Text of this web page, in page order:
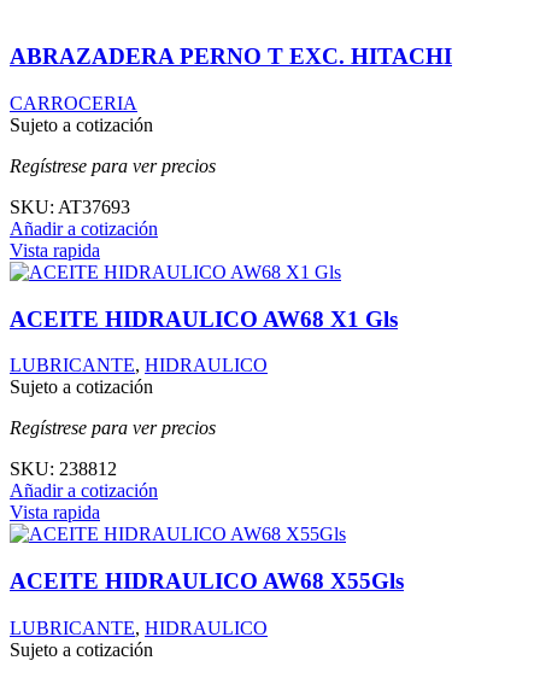
ABRAZADERA PERNO T EXC. HITACHI
CARROCERIA
Sujeto a cotización
Regístrese para ver precios
SKU: AT37693
Añadir a cotización
Vista rapida
ACEITE HIDRAULICO AW68 X1 Gls
LUBRICANTE, HIDRAULICO
Sujeto a cotización
Regístrese para ver precios
SKU: 238812
Añadir a cotización
Vista rapida
ACEITE HIDRAULICO AW68 X55Gls
LUBRICANTE, HIDRAULICO
Sujeto a cotización